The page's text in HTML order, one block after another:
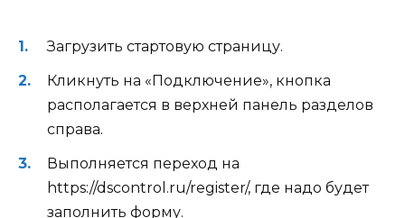
Загрузить стартовую страницу.
Кликнуть на «Подключение», кнопка
располагается в верхней панель разделов
справа.
Выполняется переход на
https://dscontrol.ru/register/, где надо будет
заполнить форму.